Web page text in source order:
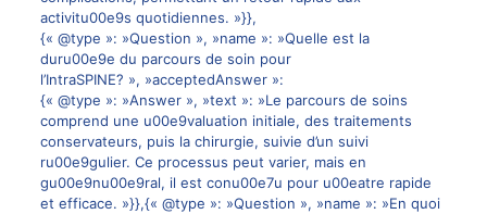
activitu00e9s quotidiennes. »}},
{« @type »: »Question », »name »: »Quelle est la
duru00e9e du parcours de soin pour
l’IntraSPINE? », »acceptedAnswer »:
{« @type »: »Answer », »text »: »Le parcours de soins
comprend une u00e9valuation initiale, des traitements
conservateurs, puis la chirurgie, suivie d’un suivi
ru00e9gulier. Ce processus peut varier, mais en
gu00e9nu00e9ral, il est conu00e7u pour u00eatre rapide
et efficace. »}},{« @type »: »Question », »name »: »En quoi